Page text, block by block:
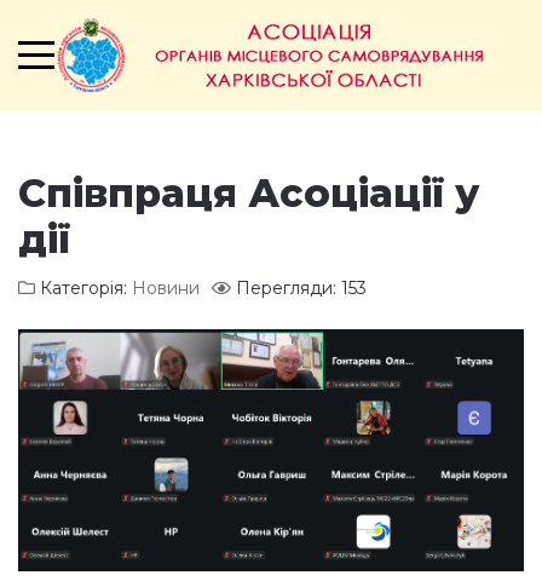
Співпраця Асоціації у
дії
Категорія: Новини Перегляди: 153